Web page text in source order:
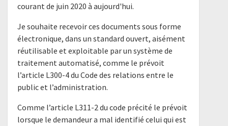
courant de juin 2020 à aujourd'hui.
Je souhaite recevoir ces documents sous forme
électronique, dans un standard ouvert, aisément
réutilisable et exploitable par un système de
traitement automatisé, comme le prévoit
l’article L300-4 du Code des relations entre le
public et l’administration.
Comme l’article L311-2 du code précité le prévoit
lorsque le demandeur a mal identifié celui qui est